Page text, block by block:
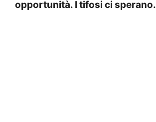
opportunità. I tifosi ci sperano.